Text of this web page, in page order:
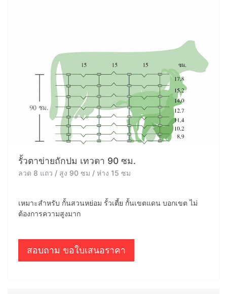
รั้วตาข่ายถักปม เทวดา 90 ซม.
ลวด 8 แถว / สูง 90 ซม / ห่าง 15 ซม
เหมาะสำหรับ กั้นสวนหย่อม รั้วเตี้ย กั้นเขตแดน บอกเขต ไม่
ต้องการความสูงมาก
สอบถาม ขอใบเสนอราคา